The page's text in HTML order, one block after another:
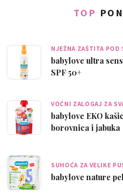
TOP
NJEŽNA ZAŠTITA POD
babylove ultra
SPF 50+
VOĆNI ZALOGAJ ZA
babylove EKO
borovnica i jabuka
SUHOĆA ZA VELIKE
babylove nature